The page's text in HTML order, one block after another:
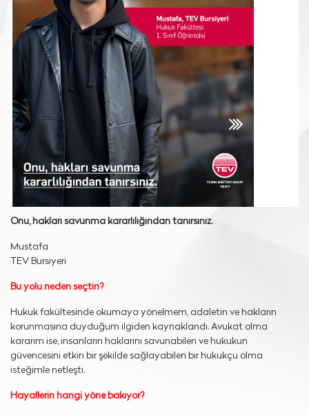
Onu, hakları savunma kararlılığından tanırsınız.
Mustafa
TEV Bursiyeri
Bu yolu neden seçtin?
Hukuk fakültesinde okumaya yönelmem, adaletin ve hakların
korunmasına duyduğum ilgiden kaynaklandı. Avukat olma
kararım ise, insanların haklarını savunabilen ve hukukun
güvencesini etkin bir şekilde sağlayabilen bir hukukçu olma
isteğimle netleşti.
Hayallerin hangi yöne bakıyor?